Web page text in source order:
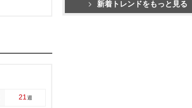
21 週
新着トレンドをもっと見る